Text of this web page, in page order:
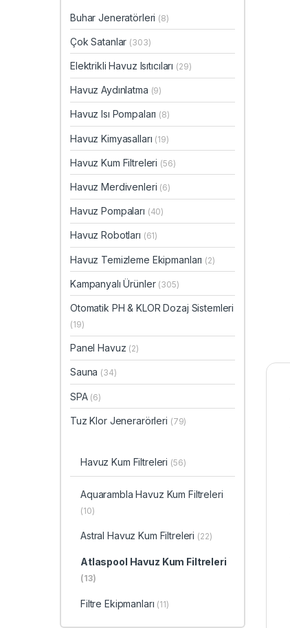
Buhar Jeneratörleri (8)
Çok Satanlar (303)
Elektrikli Havuz Isıtıcıları (29)
Havuz Aydınlatma (9)
Havuz Isı Pompaları (8)
Havuz Kimyasalları (19)
Havuz Kum Filtreleri (56)
Havuz Merdivenleri (6)
Havuz Pompaları (40)
Havuz Robotları (61)
Havuz Temizleme Ekipmanları (2)
Kampanyalı Ürünler (305)
Otomatik PH & KLOR Dozaj Sistemleri
(19)
Panel Havuz (2)
Sauna (34)
SPA (6)
Tuz Klor Jenerarörleri (79)
Havuz Kum Filtreleri (56)
Aquarambla Havuz Kum Filtreleri
(10)
Astral Havuz Kum Filtreleri (22)
Atlaspool Havuz Kum Filtreleri
(13)
Filtre Ekipmanları (11)